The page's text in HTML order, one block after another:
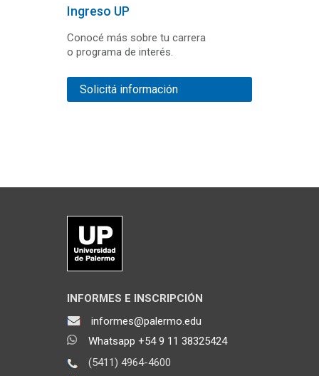
Ingreso UP
Conocé más sobre tu carrera
o programa de interés.
Solicitá información
INFORMES E INSCRIPCIÓN
informes@palermo.edu
Whatsapp +54 9 11 38325424
(5411) 4964-4600